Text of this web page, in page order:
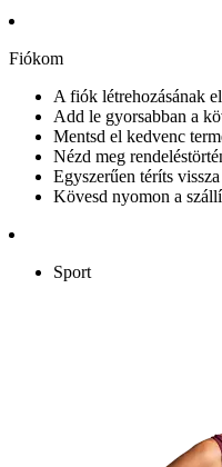
Fiókom
A fiók létrehozásának
Add le gyorsabban a
Mentsd el kedvenc
Nézd meg
Egyszerűen téríts
Kövesd nyomon a
Sport